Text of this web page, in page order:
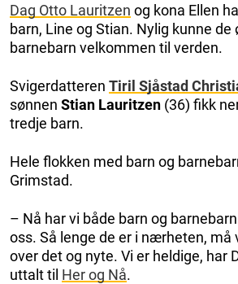
Dag Otto Lauritzen og kona Ellen
barn, Line og Stian. Nylig kunne
barnebarn velkommen til verden.
Svigerdatteren Tiril Sjåstad
sønnen Stian Lauritzen (36) fikk
tredje barn.
Hele flokken med barn og
Grimstad.
– Nå har vi både barn og
oss. Så lenge de er i nærheten, må
over det og nyte. Vi er heldige, har
uttalt til Her og Nå.